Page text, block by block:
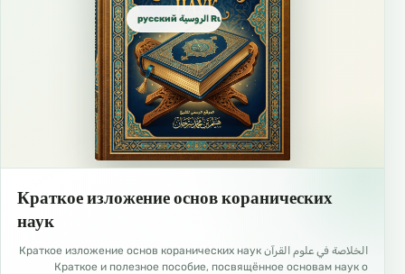
русский الروسية Russian
Краткое изложение основ коранических
наук
الخلاصة في علوم القرآن Краткое изложение основ коранических наук
Краткое и полезное пособие, посвящённое основам наук о